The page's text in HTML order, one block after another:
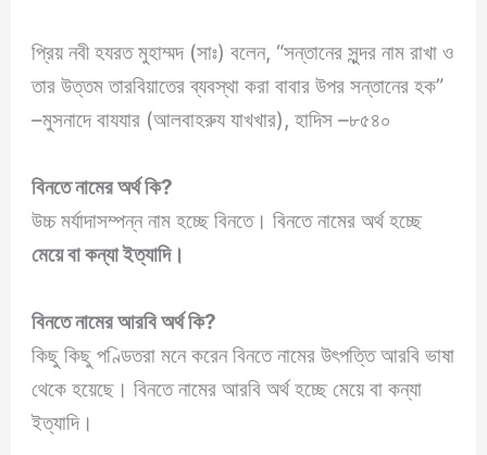
প্রিয় নবী হযরত মুহাম্মদ (সাঃ) বলেন, “সন্তানের সুন্দর নাম রাখা ও
তার উত্তম তারবিয়াতের ব্যবস্থা করা বাবার উপর সন্তানের হক”
–মুসনাদে বাযযার (আলবাহরুয যাখখার), হাদিস –৮৫৪০
বিনতেনামের অর্থ কি?
উচ্চ মর্যাদাসম্পন্ন নাম হচ্ছে বিনতে। বিনতে নামের অর্থ হচ্ছে
মেয়ে বা কন্যা ইত্যাদি।
বিনতেনামের আরবি অর্থ কি?
কিছু কিছু পণ্ডিতরা মনে করেন বিনতে নামের উৎপত্তি আরবি ভাষা
থেকে হয়েছে। বিনতে নামের আরবি অর্থ হচ্ছে মেয়ে বা কন্যা
ইত্যাদি।